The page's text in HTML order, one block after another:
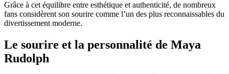
Grâce à cet équilibre entre esthétique et authenticité, de nombreux
fans considèrent son sourire comme l’un des plus reconnaissables du
divertissement moderne.
Le sourire et la personnalité de Maya
Rudolph